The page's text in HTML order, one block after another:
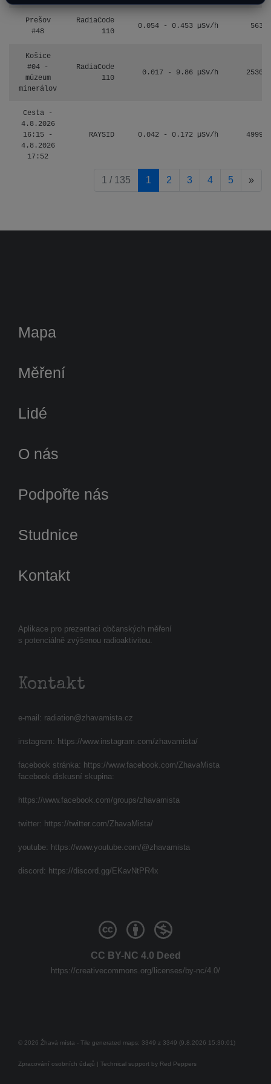
Prešov
#48
RadiaCode
110
0.054 - 0.453 µSv/h 563
Košice
#04 -
múzeum
minerálov
RadiaCode
110
0.017 - 9.86 µSv/h 2530
Cesta -
4.8.2026
16:15 -
4.8.2026
17:52
RAYSID 0.042 - 0.172 µSv/h 4999
1 / 135 1 2 3 4 5 »
Aplikace pro prezentaci občanských měření
s potenciálně zvýšenou radioaktivitou.
Kontakt
e-mail: radiation@zhavamista.cz
instagram: https://www.instagram.com/zhavamista/
facebook stránka: https://www.facebook.com/ZhavaMista
facebook diskusní skupina:
https://www.facebook.com/groups/zhavamista
twitter: https://twitter.com/ZhavaMista/
youtube: https://www.youtube.com/@zhavamista
discord: https://discord.gg/EKavNtPR4x
Mapa
Měření
Lidé
O nás
Podpořte nás
Studnice
Kontakt
CC BY-NC 4.0 Deed
https://creativecommons.org/licenses/by-nc/4.0/
© 2026 Žhavá místa - Tile generated maps: 3349 z 3349 (9.8.2026 15:30:01)
Zpracování osobních údajů | Technical support by Red Peppers